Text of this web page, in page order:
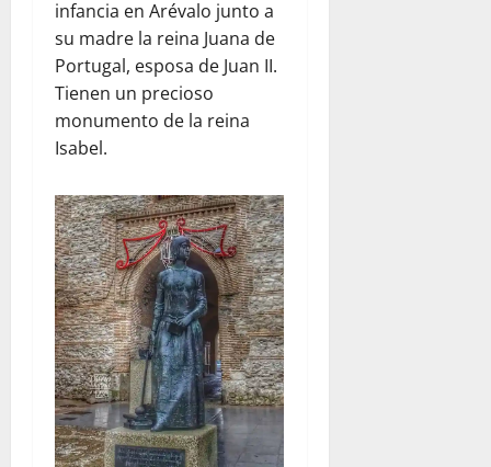
infancia en Arévalo junto a
su madre la reina Juana de
Portugal, esposa de Juan II.
Tienen un precioso
monumento de la reina
Isabel.